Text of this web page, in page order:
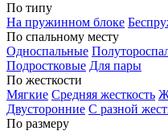
По типу
На пружинном блоке
По спальному месту
Односпальные
Подростковые Для пары
По жесткости
Мягкие Средняя жесткость
Двусторонние С разной
По размеру